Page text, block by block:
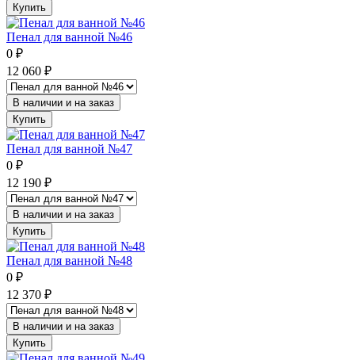
Купить
Пенал для ванной №46
0 ₽
12 060 ₽
В наличии и на заказ
Купить
Пенал для ванной №47
0 ₽
12 190 ₽
В наличии и на заказ
Купить
Пенал для ванной №48
0 ₽
12 370 ₽
В наличии и на заказ
Купить